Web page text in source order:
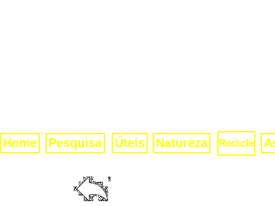
Home Pesquisa Úteis Natureza Recicle